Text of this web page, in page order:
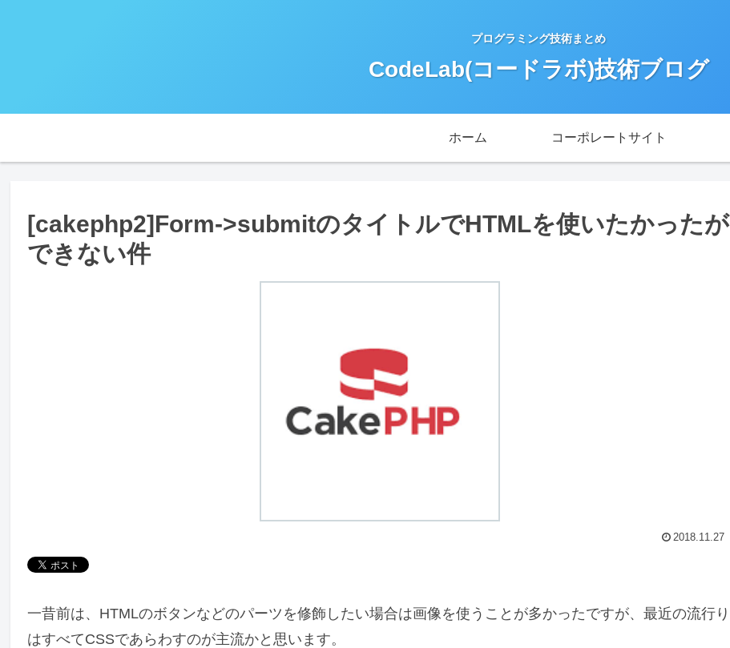
プログラミング技術まとめ
CodeLab(コードラボ)技術ブログ
ホーム コーポレートサイト
[cakephp2]Form->submitのタイトルでHTMLを使いたかったが
できない件
2018.11.27
一昔前は、HTMLのボタンなどのパーツを修飾したい場合は画像を使うことが多かったですが、最近の流行り
はすべてCSSであらわすのが主流かと思います。